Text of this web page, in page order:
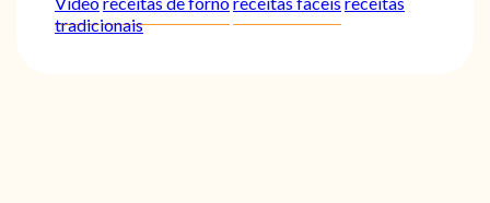
tradicionais